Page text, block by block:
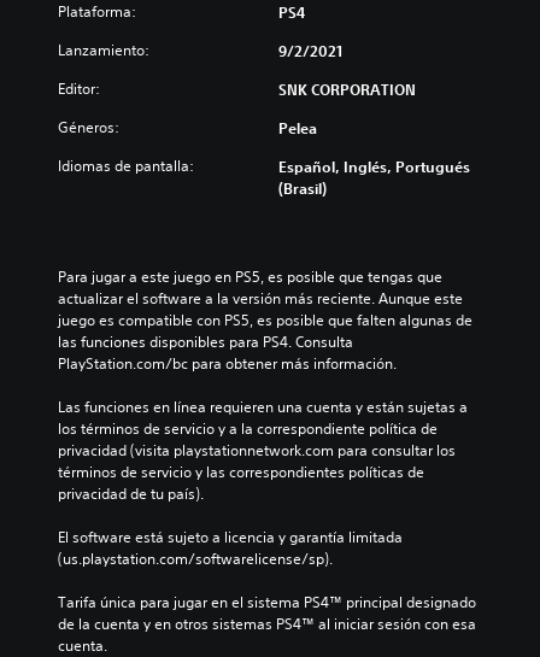
Plataforma: PS4
Lanzamiento: 9/2/2021
Editor: SNK CORPORATION
Géneros: Pelea
Idiomas de pantalla:
Español, Inglés, Portugués
(Brasil)
Para jugar a este juego en PS5, es posible que tengas que
actualizar el software a la versión más reciente. Aunque este
juego es compatible con PS5, es posible que falten algunas de
las funciones disponibles para PS4. Consulta
PlayStation.com/bc para obtener más información.
Las funciones en línea requieren una cuenta y están sujetas a
los términos de servicio y a la correspondiente política de
privacidad (visita playstationnetwork.com para consultar los
términos de servicio y las correspondientes políticas de
privacidad de tu país).
El software está sujeto a licencia y garantía limitada
(us.playstation.com/softwarelicense/sp).
Tarifa única para jugar en el sistema PS4™ principal designado
de la cuenta y en otros sistemas PS4™ al iniciar sesión con esa
cuenta.